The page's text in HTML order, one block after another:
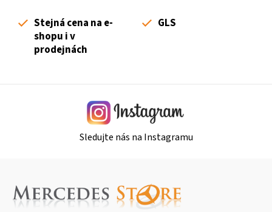
v
ý
p
i
s
Stejná cena na e-
shopu i v
prodejnách
GLS
Sledujte nás na Instagramu